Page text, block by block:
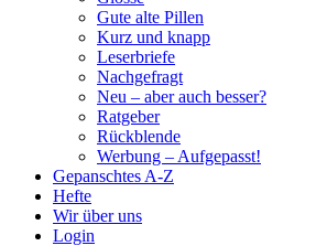
Gute alte Pillen
Kurz und knapp
Leserbriefe
Nachgefragt
Neu – aber auch besser?
Ratgeber
Rückblende
Werbung – Aufgepasst!
Gepanschtes A-Z
Hefte
Wir über uns
Login